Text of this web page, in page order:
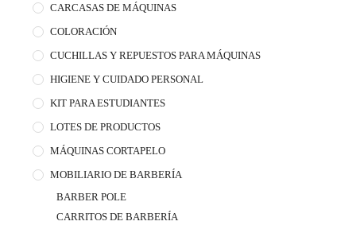
CARCASAS DE MÁQUINAS
COLORACIÓN
CUCHILLAS Y REPUESTOS PARA MÁQUINAS
HIGIENE Y CUIDADO PERSONAL
KIT PARA ESTUDIANTES
LOTES DE PRODUCTOS
MÁQUINAS CORTAPELO
MOBILIARIO DE BARBERÍA
BARBER POLE
CARRITOS DE BARBERÍA